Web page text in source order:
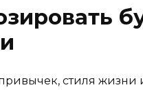
стиля